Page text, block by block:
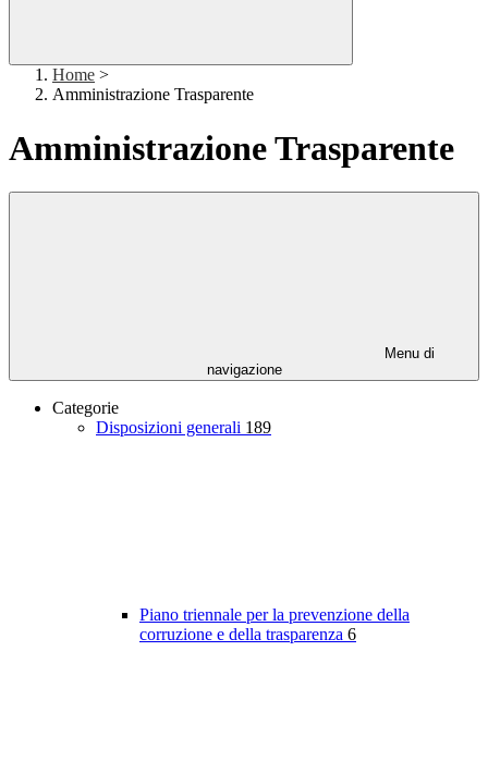
Home >
Amministrazione Trasparente
Amministrazione Trasparente
Menu di
navigazione
Categorie
Disposizioni generali 189
Piano triennale per la prevenzione della
corruzione e della trasparenza 6